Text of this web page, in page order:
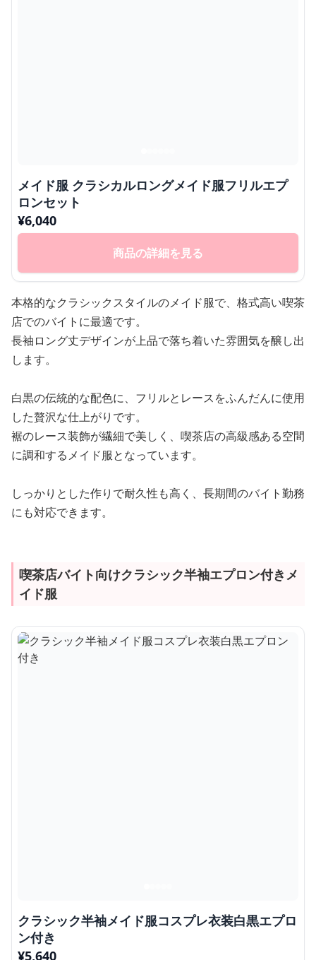
メイド服 クラシカルロングメイド服フリルエプ
ロンセット
¥6,040
商品の詳細を見る
本格的なクラシックスタイルのメイド服で、格式高い喫茶
店でのバイトに最適です。
長袖ロング丈デザインが上品で落ち着いた雰囲気を醸し出
します。
白黒の伝統的な配色に、フリルとレースをふんだんに使用
した贅沢な仕上がりです。
裾のレース装飾が繊細で美しく、喫茶店の高級感ある空間
に調和するメイド服となっています。
しっかりとした作りで耐久性も高く、長期間のバイト勤務
にも対応できます。
喫茶店バイト向けクラシック半袖エプロン付きメ
イド服
クラシック半袖メイド服コスプレ衣装白黒エプロ
ン付き
¥5,640